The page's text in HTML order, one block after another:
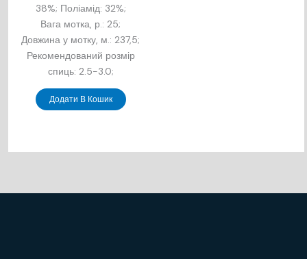
38%; Поліамід: 32%;
Вага мотка, р.: 25;
Довжина у мотку, м.: 237,5;
Рекомендований розмір
спиць: 2.5-3.0;
Додати В Кошик